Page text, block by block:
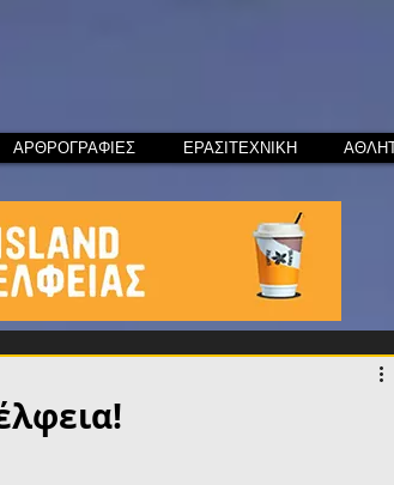
ΑΡΘΡΟΓΡΑΦΙΕΣ ΕΡΑΣΙΤΕΧΝΙΚΗ